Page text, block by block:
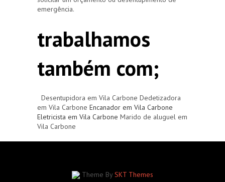
emergência.
trabalhamos
também com;
Desentupidora em Vila Carbone Dedetizadora
em Vila Carbone Encanador em Vila Carbone
Eletricista em Vila Carbone Marido de aluguel em
Vila Carbone
Theme By SKT Themes